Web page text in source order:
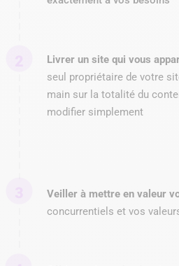
Livrer un site qui vous
seul propriétaire de votre
main sur la totalité du
modifier simplement
Veiller à mettre en valeur
concurrentiels et vos